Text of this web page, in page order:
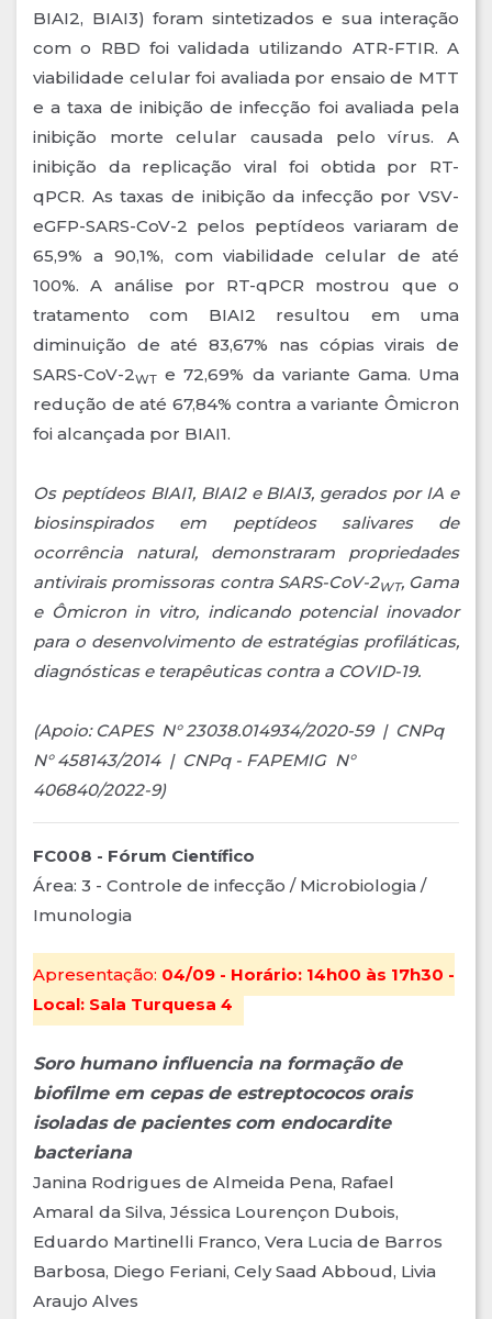
BIAI2, BIAI3) foram sintetizados e sua interação
com o RBD foi validada utilizando ATR-FTIR. A
viabilidade celular foi avaliada por ensaio de MTT
e a taxa de inibição de infecção foi avaliada pela
inibição morte celular causada pelo vírus. A
inibição da replicação viral foi obtida por RT-
qPCR. As taxas de inibição da infecção por VSV-
eGFP-SARS-CoV-2 pelos peptídeos variaram de
65,9% a 90,1%, com viabilidade celular de até
100%. A análise por RT-qPCR mostrou que o
tratamento com BIAI2 resultou em uma
diminuição de até 83,67% nas cópias virais de
SARS-CoV-2WT e 72,69% da variante Gama. Uma
redução de até 67,84% contra a variante Ômicron
foi alcançada por BIAI1.
Os peptídeos BIAI1, BIAI2 e BIAI3, gerados por IA e
biosinspirados em peptídeos salivares de
ocorrência natural, demonstraram propriedades
antivirais promissoras contra SARS-CoV-2WT, Gama
e Ômicron in vitro, indicando potencial inovador
para o desenvolvimento de estratégias profiláticas,
diagnósticas e terapêuticas contra a COVID-19.
(Apoio: CAPES N° 23038.014934/2020-59 | CNPq
N° 458143/2014 | CNPq - FAPEMIG N°
406840/2022-9)
FC008 - Fórum Científico
Área: 3 - Controle de infecção / Microbiologia /
Imunologia
Apresentação: 04/09 - Horário: 14h00 às 17h30 -
Local: Sala Turquesa 4
Soro humano influencia na formação de
biofilme em cepas de estreptococos orais
isoladas de pacientes com endocardite
bacteriana
Janina Rodrigues de Almeida Pena, Rafael
Amaral da Silva, Jéssica Lourençon Dubois,
Eduardo Martinelli Franco, Vera Lucia de Barros
Barbosa, Diego Feriani, Cely Saad Abboud, Livia
Araujo Alves